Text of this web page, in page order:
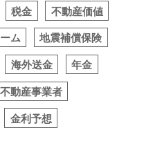
税金 不動産価値
ム 地震補償保険
海外送金 年金
不動産事業者
金利予想